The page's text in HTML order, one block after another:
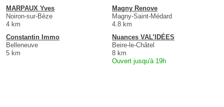
MARPAUX Yves
Noiron-sur-Bèze
4 km
Magny Renove
Magny-Saint-Médard
4.8 km
Constantin Immo
Belleneuve
5 km
Nuances VAL’IDÉES
Beire-le-Châtel
8 km
Ouvert jusqu'à 19h